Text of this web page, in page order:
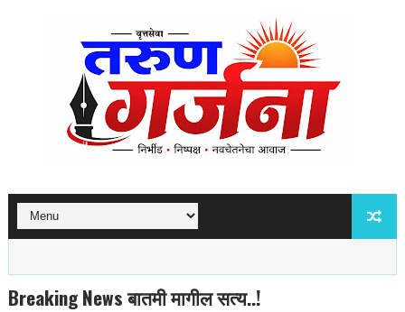
Breaking News बातमी मागील सत्य..!